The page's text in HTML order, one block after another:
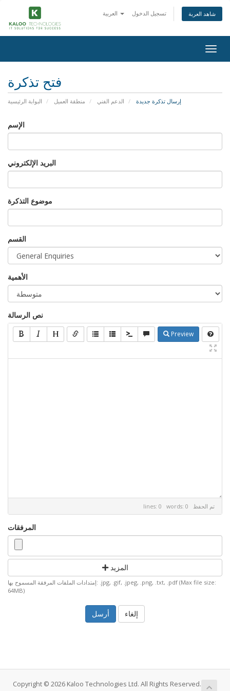
تسجيل الدخول شاهد العربة
فتح تذكرة
البوابة الرئيسية منطقة العميل الدعم الفني إرسال تذكرة جديدة
الإسم
البريد الإلكتروني
موضوع التذكرة
القسم
الأهمية
نص الرسالة
Preview
lines: 0 words: 0 تم الحفظ
المرفقات
المزيد
إمتدادات الملفات المرفقة المسموح بها: .jpg, .gif, .jpeg, .png, .txt, .pdf (Max file size:
64MB)
إلغاء
Copyright © 2026 Kaloo Technologies Ltd. All Rights Reserved.